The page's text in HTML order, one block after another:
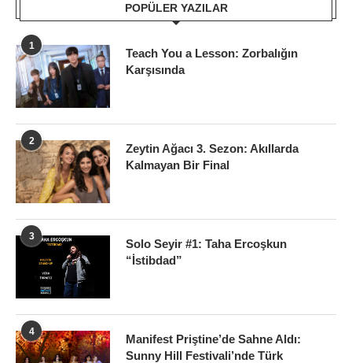
POPÜLER YAZILAR
1
Teach You a Lesson: Zorbalığın
Karşısında
2
Zeytin Ağacı 3. Sezon: Akıllarda
Kalmayan Bir Final
3
Solo Seyir #1: Taha Ercoşkun
“İstibdad”
4
Manifest Priştine’de Sahne Aldı:
Sunny Hill Festivali’nde Türk